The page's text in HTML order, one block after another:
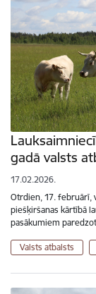
gadā valsts
17.02.2026.
Otrdien, 17. februārī,
piešķiršanas kārtībā
pasākumiem
Valsts atbalsts